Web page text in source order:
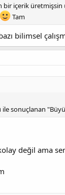
bir içerik
Tam
bilimsel
sonuçlanan
değil ama